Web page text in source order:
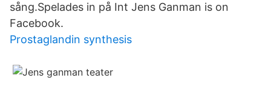
sång.Spelades in på Int Jens Ganman is on
Facebook.
Prostaglandin synthesis